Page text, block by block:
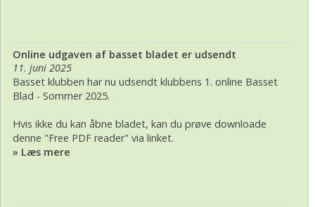
Online udgaven af basset bladet er udsendt
11. juni 2025
Basset klubben har nu udsendt klubbens 1. online Basset
Blad - Sommer 2025.
Hvis ikke du kan åbne bladet, kan du prøve downloade
denne "Free PDF reader" via linket.
» Læs mere